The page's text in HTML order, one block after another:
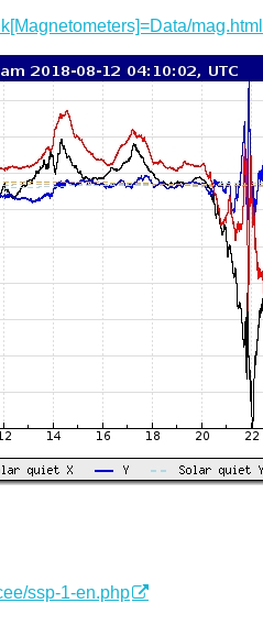
mag.html
ssp-1-en.php